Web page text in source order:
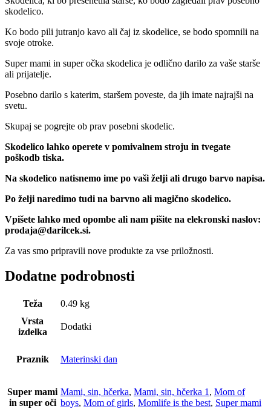
skodelico.
Ko bodo pili jutranjo kavo ali čaj iz skodelice, se bodo spomnili na
svoje otroke.
Super mami in super očka skodelica je odlično darilo za vaše starše
ali prijatelje.
Posebno darilo s katerim, staršem poveste, da jih imate najrajši na
svetu.
Skupaj se pogrejte ob prav posebni skodelic.
Skodelico lahko operete v pomivalnem stroju in tvegate
poškodb tiska.
Na skodelico natisnemo ime po vaši želji ali drugo barvo napisa.
Po želji naredimo tudi na barvno ali magično skodelico.
Vpišete lahko med opombe ali nam pišite na elekronski naslov:
prodaja@darilcek.si.
Za vas smo pripravili nove produkte za vse priložnosti.
Dodatne podrobnosti
Teža
0.49 kg
Vrsta
izdelka
Dodatki
Praznik Materinski dan
Super mami
in super oči
Mami, sin, hčerka, Mami, sin, hčerka 1 , Mom of
boys, Mom of girls, Momlife is the best, Super mami